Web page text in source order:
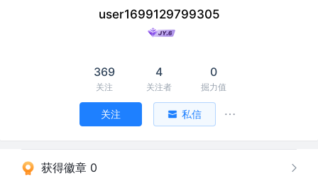
user1699129799305
369
关注
4
关注者
0
掘力值
关注 私信
获得徽章 0